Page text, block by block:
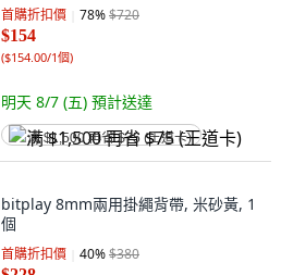
首購折扣價 78%$720
$154
($154.00/1個)
明天 8/7 (五) 預計送達
满 $1,500 再省 $75 (王道卡)
bitplay 8mm兩用掛繩背帶, 米砂黃, 1
個
首購折扣價 40%$380